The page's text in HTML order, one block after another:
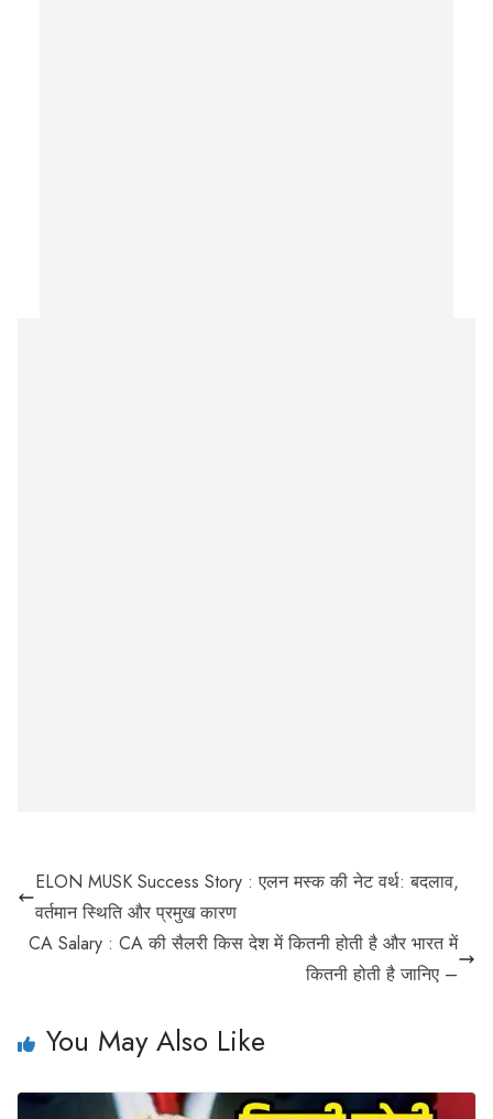
ELON MUSK Success Story : एलन मस्क की नेट वर्थ: बदलाव,
वर्तमान स्थिति और प्रमुख कारण
CA Salary : CA की सैलरी किस देश में कितनी होती है और भारत में
कितनी होती है जानिए –
You May Also Like